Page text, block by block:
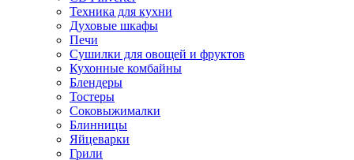
Техника для кухни
Духовые шкафы
Печи
Сушилки для овощей и фруктов
Кухонные комбайны
Блендеры
Тостеры
Соковыжималки
Блинницы
Яйцеварки
Грили